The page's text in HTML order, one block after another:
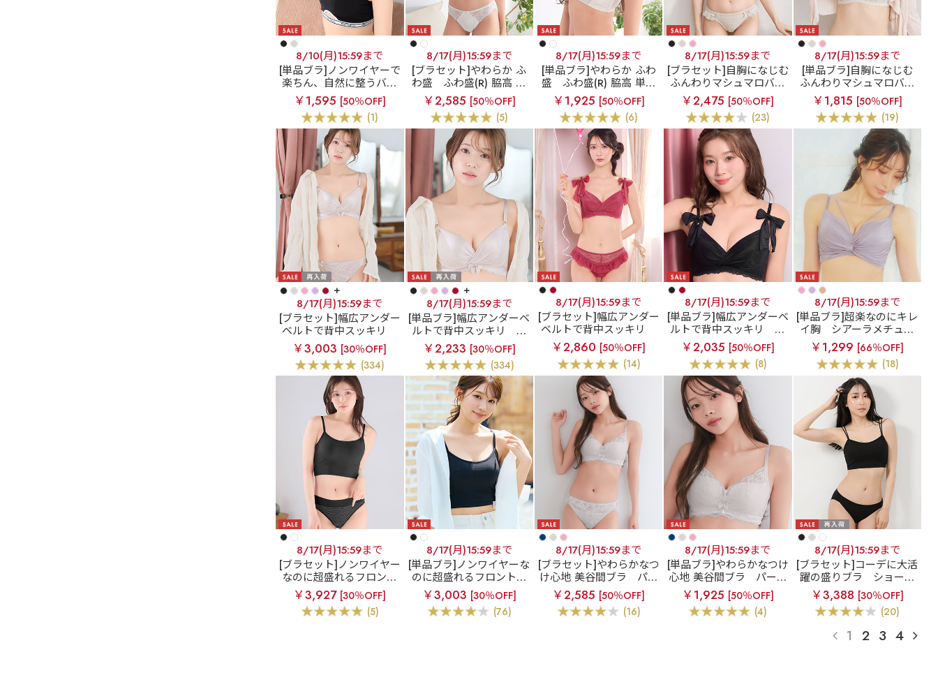
8/10(月)15:59まで
[単品ブラ]ノンワイヤーで
楽ちん、自然に整うバス
トライン
ノヴァベル 綿
混 ノンワイヤー 単品ブラ
ジャー
￥1,595 [50％OFF]
(1)
8/17(月)15:59まで
[ブラセット]やわらか ふ
わ盛
ふわ盛(R) 脇高 ブ
ラジャー&ショーツ
￥2,585 [50％OFF]
(5)
8/17(月)15:59まで
[単品ブラ]やわらか ふわ
盛
ふわ盛(R) 脇高 単品
ブラジャー
￥1,925 [50％OFF]
(6)
8/17(月)15:59まで
[ブラセット]自胸になじむ
ふんわりマシュマロバス
マシュマロバスト 脇
高 ブラジャー&ショーツ
￥2,475 [50％OFF]
(23)
8/17(月)15:59まで
[単品ブラ]自胸になじむ
ふんわりマシュマロバス
マシュマロバスト 脇
高 単品ブラジャー
￥1,815 [50％OFF]
(19)
+
8/17(月)15:59まで
[ブラセット]幅広アンダー
ベルトで背中スッキリ
サテン カシュクールレー
ス脇高ブラ(R) ブラジャー
&ショーツ
￥3,003 [30％OFF]
(334)
+
8/17(月)15:59まで
[単品ブラ]幅広アンダーベ
ルトで背中スッキリ
サ
テン カシュクールレース
脇高ブラ(R) 単品ブラジャ
ー
￥2,233 [30％OFF]
(334)
8/17(月)15:59まで
[ブラセット]幅広アンダー
ベルトで背中スッキリ
リボン カシュクールレー
ス脇高ブラ(R) ブラジャー
&ハーフバックショーツ
￥2,860 [50％OFF]
(14)
8/17(月)15:59まで
[単品ブラ]幅広アンダーベ
ルトで背中スッキリ
リ
ボン カシュクールレース
脇高ブラ(R) 単品ブラジャ
ー
￥2,035 [50％OFF]
(8)
8/17(月)15:59まで
[単品ブラ]超楽なのにキレ
イ胸
シアーラメチュー
ル aimerfeel楽ブラ(R) 単
品ブラジャー
￥1,299 [66％OFF]
(18)
8/17(月)15:59まで
[ブラセット]ノンワイヤー
なのに超盛れるフロント
ホックブラ
フロントホ
ック ブラトップ ノンワイ
ヤー 超盛ブラ(R) ブラジ
￥3,927 [30％OFF]
(5)
8/17(月)15:59まで
[単品ブラ]ノンワイヤーな
のに超盛れるフロントホ
ックブラ
フロントホッ
ク ブラトップ ノンワイヤ
ー 超盛ブラ(R) 単品ブラ
￥3,003 [30％OFF]
(76)
8/17(月)15:59まで
[ブラセット]やわらかなつ
け心地 美谷間ブラ
パー
ルリボン リフト 脇高 ブ
ラジャー&ショーツ
￥2,585 [50％OFF]
(16)
8/17(月)15:59まで
[単品ブラ]やわらかなつけ
心地 美谷間ブラ
パール
リボン リフト 脇高 単品
ブラジャー
￥1,925 [50％OFF]
(4)
8/17(月)15:59まで
[ブラセット]コーデに大活
躍の盛りブラ
ショート
レングス ブラトップ 超盛
ブラ(R) ブラジャー&ショ
ーツ
￥3,388 [30％OFF]
(20)
1 2 3 4